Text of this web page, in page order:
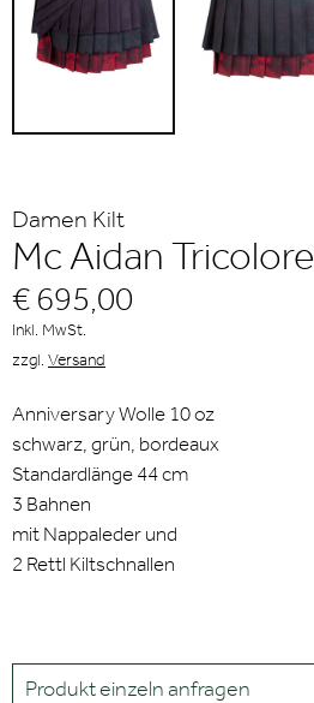
Damen Kilt
Mc Aidan Tricolore
€ 695,00
Inkl. MwSt.
zzgl. Versand
Anniversary Wolle 10 oz
schwarz, grün, bordeaux
Standardlänge 44 cm
3 Bahnen
mit Nappaleder und
2 Rettl Kiltschnallen
Produkt einzeln anfragen